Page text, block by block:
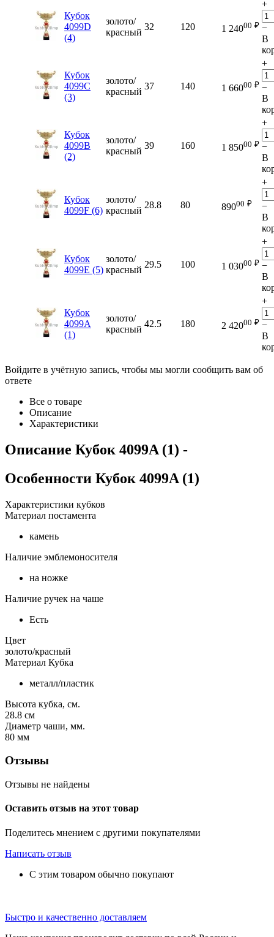
Кубок
4099D
(4)
золото/
красный
32 120 1 24000 ₽
+
−
В
Кубок
4099C
(3)
золото/
красный
37 140 1 66000 ₽
+
−
В
Кубок
4099B
(2)
золото/
красный
39 160 1 85000 ₽
+
−
В
Кубок
4099F (6)
золото/
красный
28.8 80 89000 ₽
+
−
В
Кубок
4099E (5)
золото/
красный
29.5 100 1 03000 ₽
+
−
В
Кубок
4099A
(1)
золото/
красный
42.5 180 2 42000 ₽
+
−
В
Войдите в учётную запись, чтобы мы могли сообщить вам об
ответе
Все о товаре
Описание
Характеристики
Описание Кубок 4099A (1) -
Особенности Кубок 4099A (1)
Характеристики кубков
Материал постамента
камень
Наличие эмблемоносителя
на ножке
Наличие ручек на чаше
Есть
Цвет
золото/красный
Материал Кубка
металл/пластик
Высота кубка, см.
28.8 см
Диаметр чаши, мм.
80 мм
Отзывы
Отзывы не найдены
Оставить отзыв на этот товар
Поделитесь мнением с другими покупателями
Написать отзыв
С этим товаром обычно покупают
Быстро и качественно доставляем